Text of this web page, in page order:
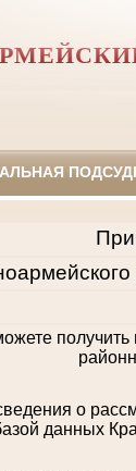
о
данных